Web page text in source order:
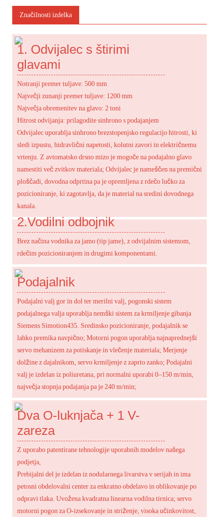
Značilnosti izdelka
1. Odvijalec s štirimi
glavami
Notranji premer tuljave: 500 mm
Največji zunanji premer tuljave: 1200 mm
Največja obremenitev na glavo: 2 toni
Hitrost odvijanja: prilagodite sinhrono s podajanjem
Odvijalec uporablja sinhrono brezstopenjsko regulacijo hitrosti, ki
sledi izpustu, hidravlični napetosti, kolutni zavori in električnemu
vrtenju. Z avtomatsko drsno mizo je mogoče na podajalno glavo
namestiti več zvitkov materiala; Odvijalec je nameščen na premični
ploščadi, dovodna odprtina pa je opremljena z rdečo lučko za
pozicioniranje, ki zagotavlja, da je material na sredini dovodnega
kanala.
2.Vodilni odbojnik
Brez načina vodnika za jamo (tip jame), z odvijalnim sistemom,
rdečim pozicioniranjem in drugimi komponentami.
Podajalnik
Podajalni valj gor in dol ter merilni valj, pogonski sistem
podajalnega valja uporablja nemški sistem za krmiljenje gibanja
Siemens Simotion435. Sredinsko pozicioniranje, podajalnik se
lahko premika navpično; Motorni pogon uporablja najnaprednejši
servo mehanizem za potiskanje in vlečenje materiala; Merjenje
dolžine z dajalnikom, servo krmiljenje z zaprto zanko; Podajalni
valj je izdelan iz poliuretana, pri normalni uporabi 0–150 m/min,
največja stopnja podajanja pa je 240 m/min;
Dva O-luknjača + 1 V-
zareza
Z uporabo patentirane tehnologije uporabnih modelov našega
podjetja,
Prebijalni del je izdelan iz nodularnega livarstva v serijah in ima
petosni obdelovalni center za enkratno obdelavo in oblikovanje po
odpravi tlaka. Uvožena kvadratna linearna vodilna tirnica; servo
motorni pogon za O-izsekovanje in striženje, visoka učinkovitost,